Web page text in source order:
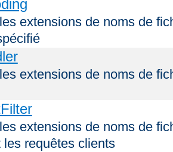
extensions de noms de
extensions de noms de
extensions de noms de
les requêtes clients